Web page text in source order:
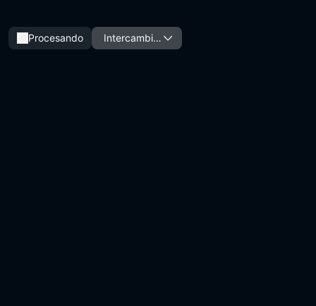
Procesando
Intercambio
de caras IA